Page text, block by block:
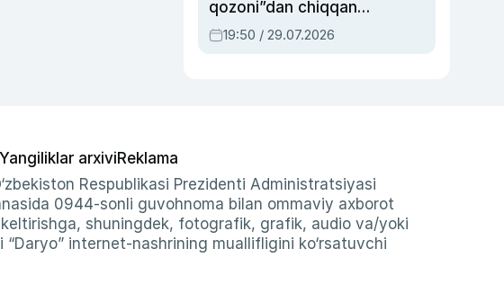
qozoni”dan chiqqan
qahramon — Ukraina
armiyasi bosh
19:50 / 29.07.2026
Yangiliklar arxiviReklama
Respublikasi Prezidenti Administratsiyasi
0944-sonli guvohnoma bilan ommaviy axborot
shuningdek, fotografik, grafik, audio va/yoki
internet-nashrining muallifligini ko‘rsatuvchi